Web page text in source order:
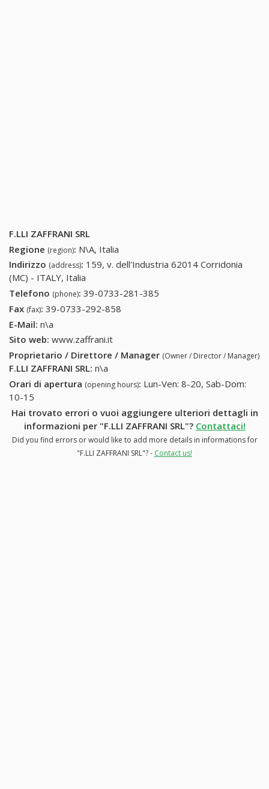
F.LLI ZAFFRANI SRL
Regione (region): N\A, Italia
Indirizzo (address): 159, v. dell'Industria 62014 Corridonia
(MC) - ITALY, Italia
Telefono (phone): 39-0733-281-385
Fax (fax): 39-0733-292-858
E-Mail: n\a
Sito web: www.zaffrani.it
Proprietario / Direttore / Manager (Owner / Director / Manager)
F.LLI ZAFFRANI SRL: n\a
Orari di apertura (opening hours): Lun-Ven: 8-20, Sab-Dom:
10-15
Hai trovato errori o vuoi aggiungere ulteriori dettagli in
informazioni per "F.LLI ZAFFRANI SRL"? Contattaci!
Did you find errors or would like to add more details in informations for
"F.LLI ZAFFRANI SRL"? - Contact us!